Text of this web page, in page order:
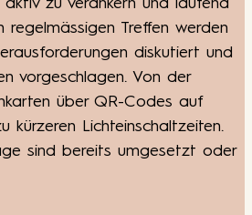
aktiv zu verankern und laufend
regelmässigen Treffen werden
diskutiert und
vorgeschlagen. Von der
über QR-Codes auf
kürzeren Lichteinschaltzeiten.
sind bereits umgesetzt oder